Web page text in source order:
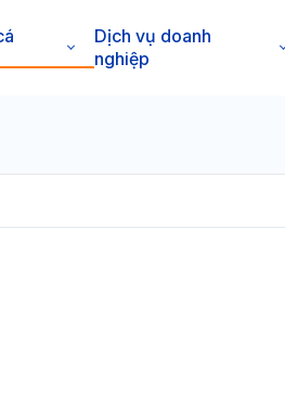
Dịch vụ doanh
nghiệp